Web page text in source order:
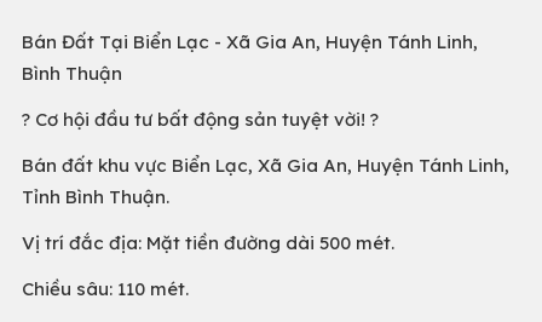
Bán Đất Tại Biển Lạc - Xã Gia An, Huyện Tánh Linh,
Bình Thuận
? Cơ hội đầu tư bất động sản tuyệt vời! ?
Bán đất khu vực Biển Lạc, Xã Gia An, Huyện Tánh Linh,
Tỉnh Bình Thuận.
Vị trí đắc địa: Mặt tiền đường dài 500 mét.
Chiều sâu: 110 mét.